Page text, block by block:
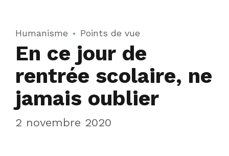
Humanisme Points de vue
En ce jour de
rentrée scolaire, ne
jamais oublier
2 novembre 2020